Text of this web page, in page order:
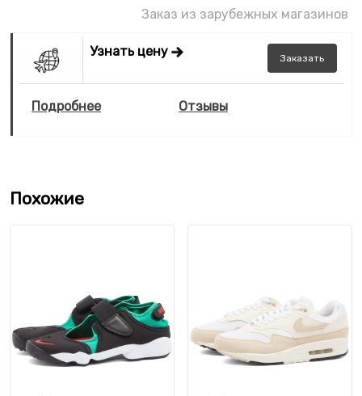
Заказ из зарубежных магазинов
Узнать цену Заказать
Подробнее Отзывы
Похожие